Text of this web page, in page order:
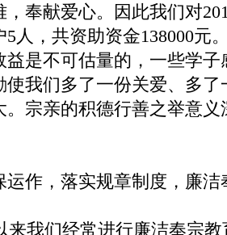
， 奉献爱心。因此我们对
5人 ， 共资助资金138000元
益是不可估量的 ， 一些学子
使我们多了一份关爱、 多了
。宗亲的积德行善之举意义
运作 ， 落实规章制度 ， 廉洁
我们经常进行廉洁奉宗教